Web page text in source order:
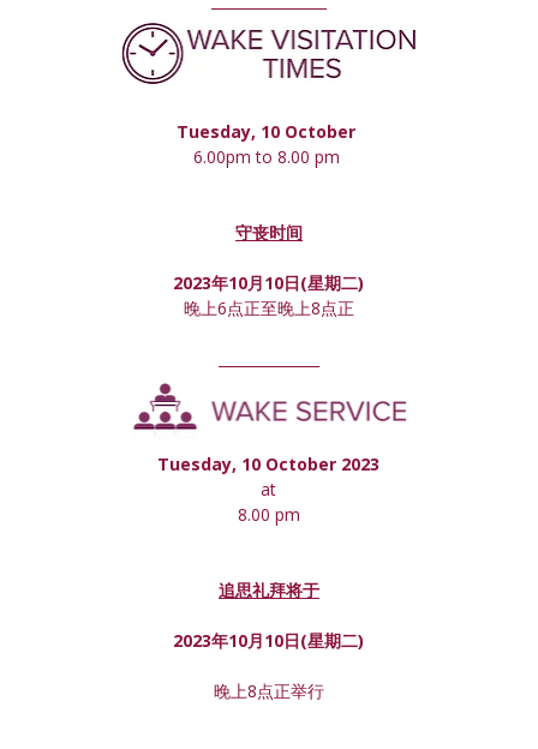
Tuesday, 10 October
6.00pm to 8.00 pm
守丧时间
2023年10月10日(星期二)
晚上6点正至晚上8点正
Tuesday, 10 October 2023
at
8.00 pm
追思礼拜将于
2023年10月10日(星期二)
晚上8点正举行